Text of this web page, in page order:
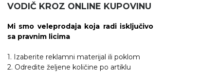
VODIČ KROZ ONLINE KUPOVINU
Mi smo veleprodaja koja radi isključivo
sa pravnim licima
1. Izaberite reklamni materijal ili poklom
2. Odredite željene količine po artiklu